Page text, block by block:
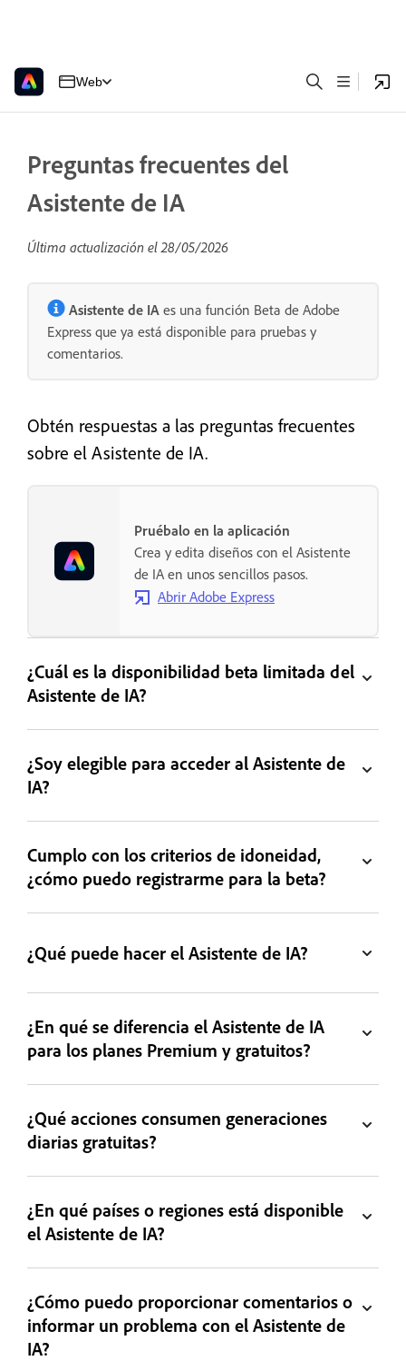
Web
Preguntas frecuentes del
Asistente de IA
Última actualización el28/05/2026
Asistente de IA es una función Beta de Adobe
Express que ya está disponible para pruebas y
comentarios.
Obtén respuestas a las preguntas frecuentes
sobre el Asistente de IA.
Pruébalo en la aplicación
Crea y edita diseños con el Asistente
de IA en unos sencillos pasos.
Abrir Adobe Express
¿Cuál es la disponibilidad beta limitada del
Asistente de IA?
¿Soy elegible para acceder al Asistente de
IA?
Cumplo con los criterios de idoneidad,
¿cómo puedo registrarme para la beta?
¿Qué puede hacer el Asistente de IA?
¿En qué se diferencia el Asistente de IA
para los planes Premium y gratuitos?
¿Qué acciones consumen generaciones
diarias gratuitas?
¿En qué países o regiones está disponible
el Asistente de IA?
¿Cómo puedo proporcionar comentarios o
informar un problema con el Asistente de
IA?